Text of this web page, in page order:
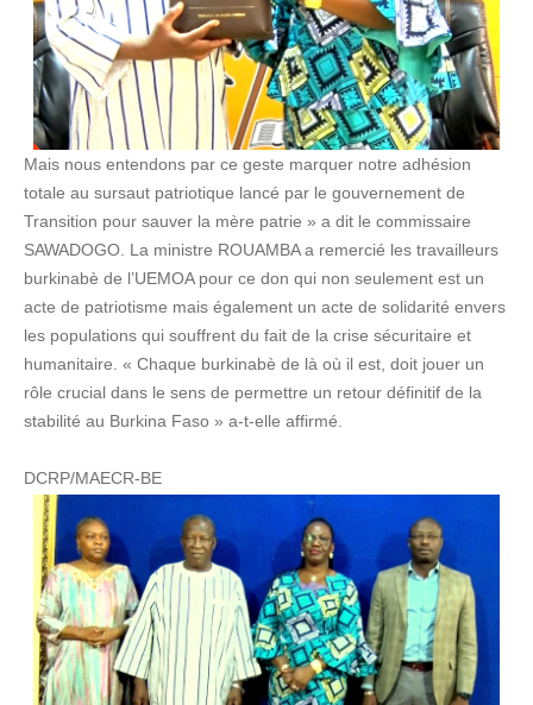
Mais nous entendons par ce geste marquer notre adhésion
totale au sursaut patriotique lancé par le gouvernement de
Transition pour sauver la mère patrie » a dit le commissaire
SAWADOGO. La ministre ROUAMBA a remercié les travailleurs
burkinabè de l’UEMOA pour ce don qui non seulement est un
acte de patriotisme mais également un acte de solidarité envers
les populations qui souffrent du fait de la crise sécuritaire et
humanitaire. « Chaque burkinabè de là où il est, doit jouer un
rôle crucial dans le sens de permettre un retour définitif de la
stabilité au Burkina Faso » a-t-elle affirmé.
DCRP/MAECR-BE